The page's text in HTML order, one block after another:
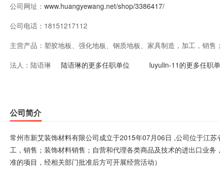
公司网址： www.huangyewang.net/shop/3386417/
公司电话： 18151217112
主营产品： 塑胶地板、强化地板、钢质地板、家具制造，加工，销
品及技术的进出口业务，但国家限定企业经营或禁止进
法人： 陆语琳 陆语琳的更多任职单位 luyulin-11的更多任职
公司简介
常州市新艾装饰材料有限公司成立于2015年07月06日 ,公司位于江
工，销售；装饰材料销售；自营和代理各类商品及技术的进出口业
准的项目，经相关部门批准后方可开展经营活动）